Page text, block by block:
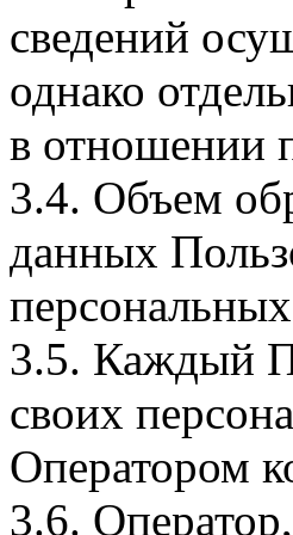
сведений
однако
в отношении
3.4. Объем
данных
3.5. Каждый
своих
Оператором
3.6.